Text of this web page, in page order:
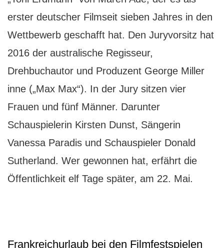
erster deutscher Filmseit sieben Jahres in den
Wettbewerb geschafft hat. Den Juryvorsitz hat
2016 der australische Regisseur,
Drehbuchautor und Produzent George Miller
inne („Max Max“). In der Jury sitzen vier
Frauen und fünf Männer. Darunter
Schauspielerin Kirsten Dunst, Sängerin
Vanessa Paradis und Schauspieler Donald
Sutherland. Wer gewonnen hat, erfährt die
Öffentlichkeit elf Tage später, am 22. Mai.
Frankreichurlaub bei den Filmfestspielen